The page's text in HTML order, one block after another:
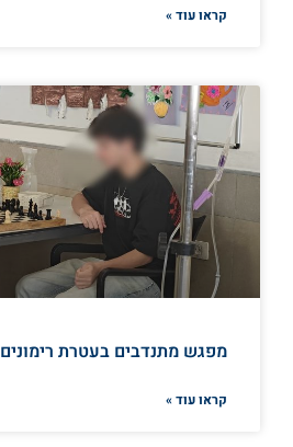
קראו עוד »
מפגש מתנדבים בעטרת רימונים
קראו עוד »